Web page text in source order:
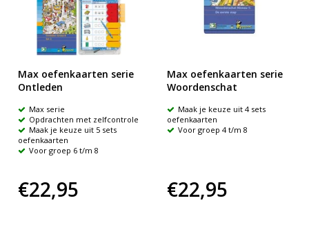
Max oefenkaarten serie
Ontleden
Max serie
Opdrachten met zelfcontrole
Maak je keuze uit 5 sets
oefenkaarten
Voor groep 6 t/m 8
€22,95
Max oefenkaarten serie
Woordenschat
Maak je keuze uit 4 sets
oefenkaarten
Voor groep 4 t/m 8
€22,95